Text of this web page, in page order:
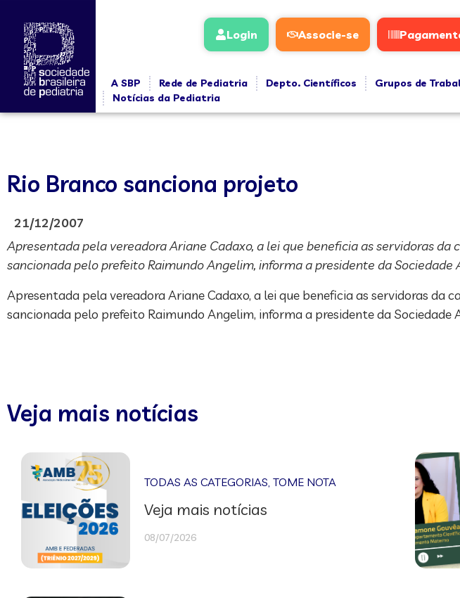
Login Associe-se
A SBP Rede de Pediatria Depto. Científicos Grupos de
Notícias da Pediatria
Rio Branco sanciona projeto
21/12/2007
Apresentada pela vereadora Ariane Cadaxo, a lei que beneficia as servidoras
sancionada pelo prefeito Raimundo Angelim, informa a presidente da Sociedade
Apresentada pela vereadora Ariane Cadaxo, a lei que beneficia as servidoras da
sancionada pelo prefeito Raimundo Angelim, informa a presidente da Sociedade
Veja mais notícias
TODAS AS CATEGORIAS,TOME NOTA
Veja mais notícias
08/07/2026